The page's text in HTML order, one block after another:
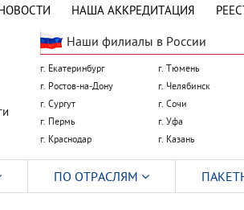
НАША АККРЕДИТАЦИЯ
Наши филиалы в России
г. Екатеринбург
г. Тюмень
г. Ростов-на-Дону
г. Челябинск
г. Сургут
г. Сочи
г. Пермь
г. Уфа
г. Краснодар
г. Казань
ПО ОТРАСЛЯМ